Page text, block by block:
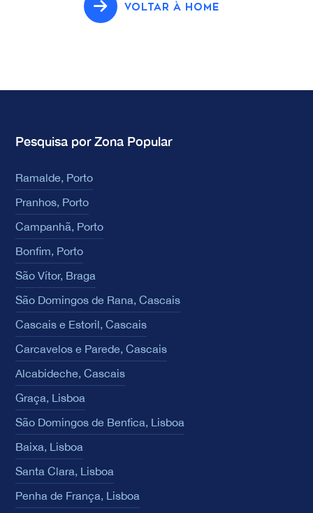
VOLTAR À HOME
Pesquisa por Zona Popular
Ramalde, Porto
Pranhos, Porto
Campanhã, Porto
Bonfim, Porto
São Vítor, Braga
São Domingos de Rana, Cascais
Cascais e Estoril, Cascais
Carcavelos e Parede, Cascais
Alcabideche, Cascais
Graça, Lisboa
São Domingos de Benfica, Lisboa
Baixa, Lisboa
Santa Clara, Lisboa
Penha de França, Lisboa